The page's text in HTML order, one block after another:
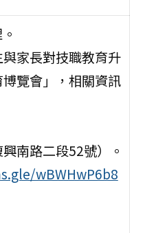
家長對技職教育升
覽會」，相關資訊
南路二段52號）。
wBWHwP6b8